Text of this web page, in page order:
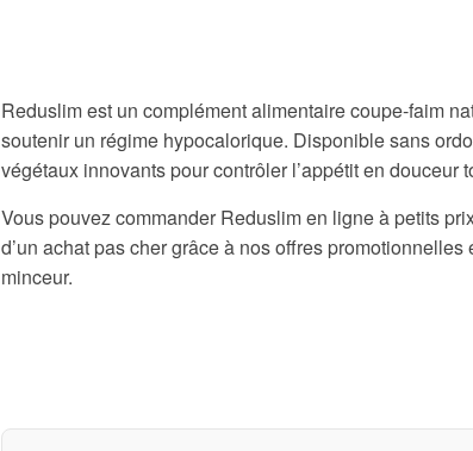
Reduslim est un complément alimentaire coupe‐faim
soutenir un régime hypocalorique. Disponible sans
végétaux innovants pour contrôler l’appétit en douceur
Vous pouvez commander Reduslim en ligne à petits
d’un achat pas cher grâce à nos offres
minceur.